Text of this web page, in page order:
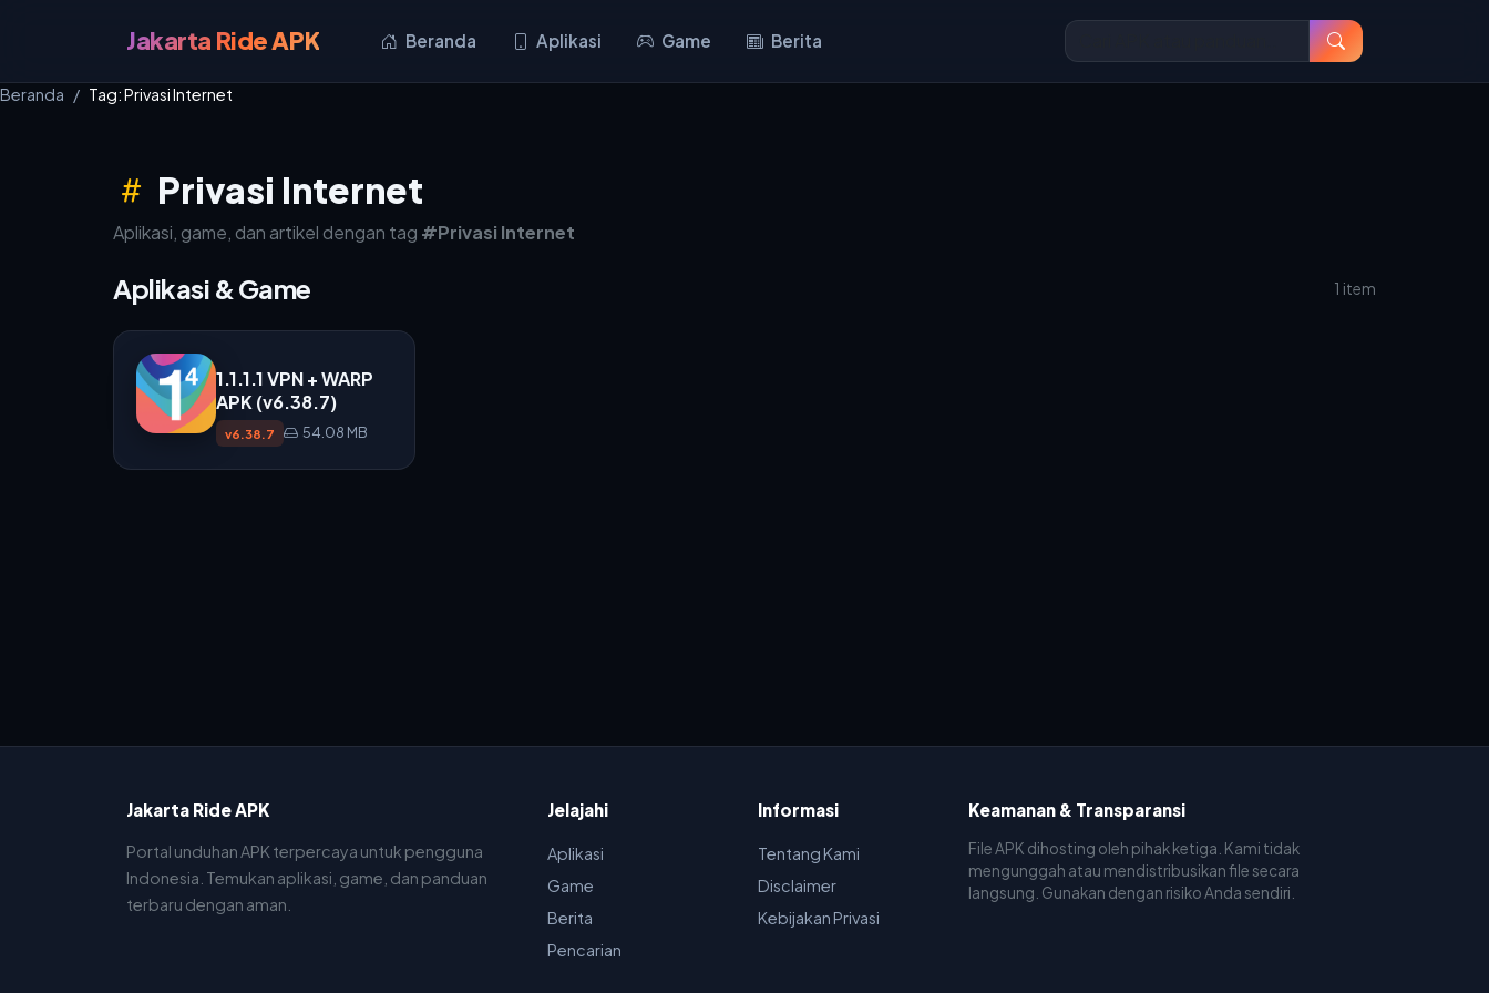
Jakarta Ride APK Beranda Aplikasi Game Berita
Beranda Tag: Privasi Internet
Privasi Internet
Aplikasi, game, dan artikel dengan tag #Privasi Internet
Aplikasi & Game 1 item
1.1.1.1 VPN + WARP
APK (v6.38.7)
v6.38.7 54.08 MB
Jakarta Ride APK
Portal unduhan APK terpercaya untuk pengguna
Indonesia. Temukan aplikasi, game, dan panduan
terbaru dengan aman.
Jelajahi
Aplikasi
Game
Berita
Pencarian
Informasi
Tentang Kami
Disclaimer
Kebijakan Privasi
Keamanan & Transparansi
File APK dihosting oleh pihak ketiga. Kami tidak
mengunggah atau mendistribusikan file secara
langsung. Gunakan dengan risiko Anda sendiri.